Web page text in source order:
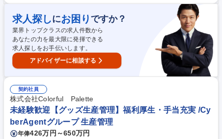
ェクトの60%～70%を占める重要な業務です。あなたの交渉が利益に直結
します。取引先と社内関係者の間に立ち、高い調整力を発揮して難課題を
解決に導くことで、大きな達成感とキャリアアップが得られる環境です。
市場動向へのアンテナと分析力を活かしてご活躍ください。 募集職種 ★
未経験歓迎【兵庫(神戸)/調達（宇宙ロケット発射設備などの機械装置)】
求人探しにお困り ですか？
業界トップクラスの求人件数から
あなたの力を最大限に発揮できる
求人探しをお手伝いします。
アドバイザーに相談する
契約社員
株式会社Colorful Palette
未経験歓迎【グッズ生産管理】福利厚生・手当充実 /Cy
berAgentグループ 生産管理
年俸426万円～650万円